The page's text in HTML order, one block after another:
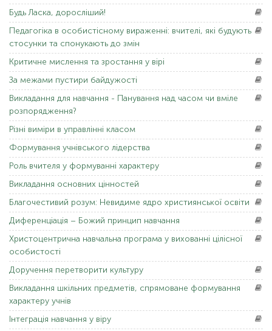
Будь Ласка, доросліший!
Педагогіка в особистісному вираженні: вчителі, які будують
стосунки та спонукають до змін
Критичне мислення та зростання у вірі
За межами пустири байдужості
Викладання для навчання - Панування над часом чи вміле
розпорядження?
Різні виміри в управлінні класом
Формування учнівського лідерства
Роль вчителя у формуванні характеру
Викладання основних цінностей
Благочестивий розум: Невидиме ядро ​​християнської освіти
Диференціація – Божий принцип навчання
Христоцентрична навчальна програма у вихованні цілісної
особистості
Доручення перетворити культуру
Викладання шкільних предметів, спрямоване формування
характеру учнів
Інтеграція навчання у віру